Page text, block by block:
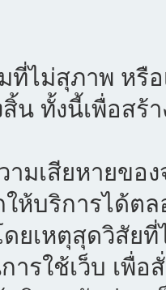
ที่ไม่สุภาพ หรื
น ทั้งนี้เพื่อสร้
มเสียหายขอ
ห้บริการได้ตล
ยเหตุสุดวิสัย
รใช้เว็บ เพื่อ